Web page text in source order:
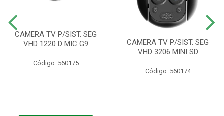
CAMERA TV P/SIST. SEG
VHD 1220 D MIC G9
Código: 560175
CAMERA TV P/SIST. SEG
VHD 3206 MINI SD
Código: 560174